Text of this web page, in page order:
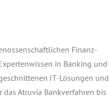
Finanz­
in Ban­king und
IT-Lösun­gen und
Atru­via Bank­ver­fah­ren bis